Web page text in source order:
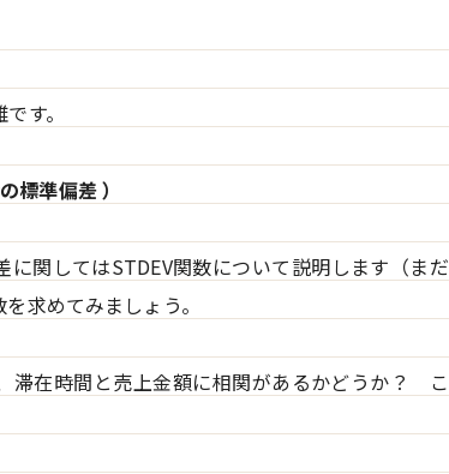
す。
準偏差 ）
に関してはSTDEV関数について説明します（まだ
求めてみましょう。
滞在時間と売上金額に相関があるかどうか？ こ